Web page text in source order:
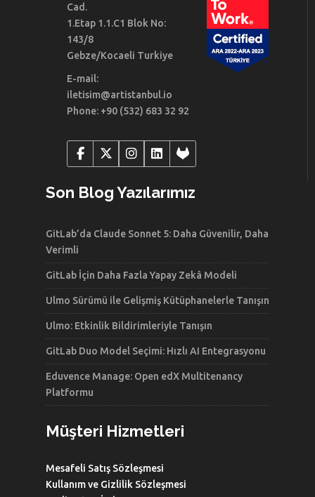
Cad.
1.Etap 1.1.C1 Blok No:
143/8
Gebze/Kocaeli Turkiye
E-mail:
iletisim@artistanbul.io
Phone: +90 (532) 683 32 92
Son Blog Yazılarımız
GitLab’da Claude Sonnet 5: Daha Güvenilir, Daha
Verimli
GitLab İçin Daha Fazla Yapay Zekâ Modeli
Ulmo Sürümü ile Gelişmiş Kütüphanelerle Tanışın
Ulmo: Etkinlik Bildirimleriyle Tanışın
GitLab Duo Model Seçimi: Hızlı AI Entegrasyonu
Eduvence Manage: Open edX Multitenancy
Platformu
Müşteri Hizmetleri
Mesafeli Satış Sözleşmesi
Kullanım ve Gizlilik Sözleşmesi